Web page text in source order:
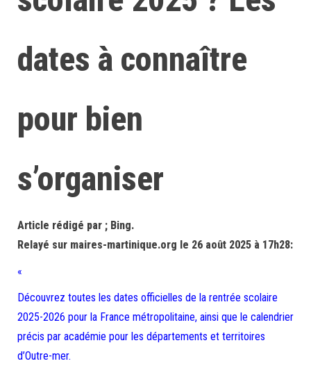
dates à connaître
pour bien
s’organiser
Article rédigé par ; Bing.
Relayé sur maires-martinique.org le 26 août 2025 à 17h28:
«
Découvrez toutes les dates officielles de la rentrée scolaire
2025-2026 pour la France métropolitaine, ainsi que le calendrier
précis par académie pour les départements et territoires
d’Outre-mer.